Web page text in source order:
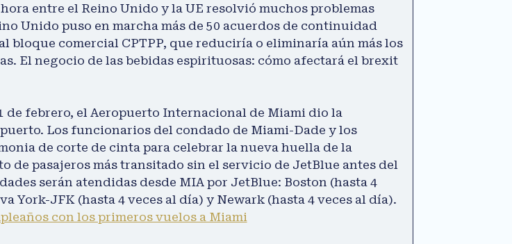
entre el Reino Unido y la UE resolvió muchos problemas
Unido puso en marcha más de 50 acuerdos de continuidad
bloque comercial CPTPP, que reduciría o eliminaría aún más los
El negocio de las bebidas espirituosas: cómo afectará el brexit
febrero, el Aeropuerto Internacional de Miami dio la
Los funcionarios del condado de Miami-Dade y los
de corte de cinta para celebrar la nueva huella de la
de pasajeros más transitado sin el servicio de JetBlue antes del
serán atendidas desde MIA por JetBlue: Boston (hasta 4
York-JFK (hasta 4 veces al día) y Newark (hasta 4 veces al día).
con los primeros vuelos a Miami